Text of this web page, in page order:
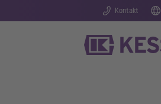
Kontakt